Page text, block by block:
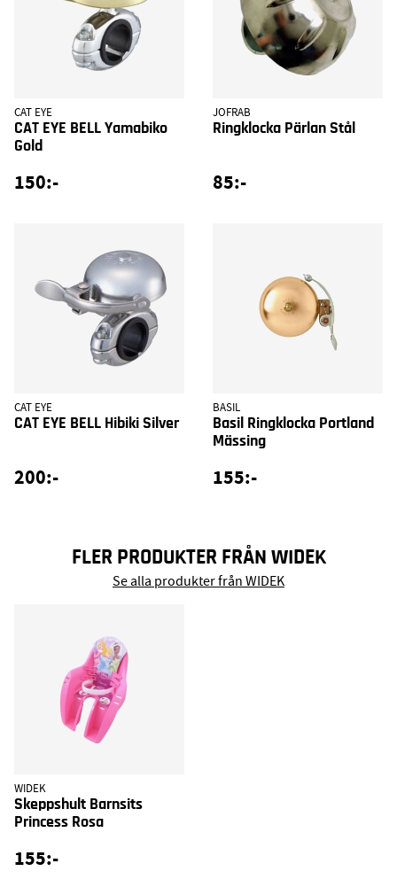
CAT EYE
CAT EYE BELL Yamabiko
Gold
150:-
JOFRAB
Ringklocka Pärlan Stål
85:-
CAT EYE
CAT EYE BELL Hibiki Silver
200:-
BASIL
Basil Ringklocka Portland
Mässing
155:-
FLER PRODUKTER FRÅN WIDEK
Se alla produkter från WIDEK
WIDEK
Skeppshult Barnsits
Princess Rosa
155:-